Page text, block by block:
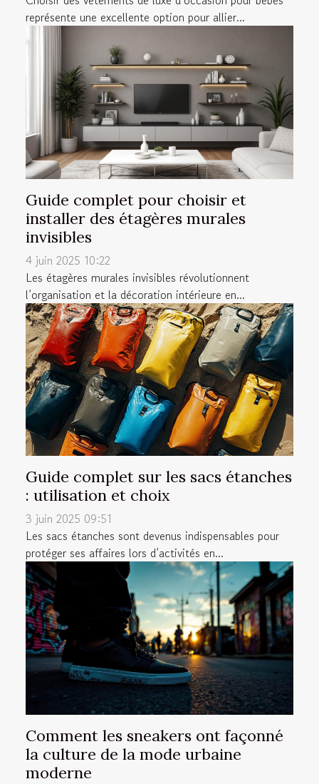
représente une excellente option pour allier...
Guide complet pour choisir et
installer des étagères murales
invisibles
4 juin 2025 10:22
Les étagères murales invisibles révolutionnent
l’organisation et la décoration intérieure en...
Guide complet sur les sacs étanches
: utilisation et choix
3 juin 2025 09:51
Les sacs étanches sont devenus indispensables pour
protéger ses affaires lors d’activités en...
Comment les sneakers ont façonné
la culture de la mode urbaine
moderne